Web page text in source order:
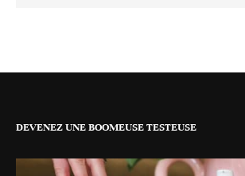
DEVENEZ UNE BOOMEUSE TESTEUSE